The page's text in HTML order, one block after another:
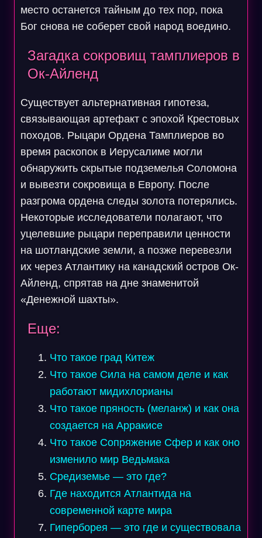
место останется тайным до тех пор, пока
Бог снова не соберет свой народ воедино.
Загадка сокровищ тамплиеров в
Ок-Айленд
Существует альтернативная гипотеза,
связывающая артефакт с эпохой Крестовых
походов. Рыцари Ордена Тамплиеров во
время раскопок в Иерусалиме могли
обнаружить скрытые подземелья Соломона
и вывезти сокровища в Европу. После
разгрома ордена следы золота потерялись.
Некоторые исследователи полагают, что
уцелевшие рыцари переправили ценности
на шотландские земли, а позже перевезли
их через Атлантику на канадский остров Ок-
Айленд, спрятав на дне знаменитой
«Денежной шахты».
Еще:
Что такое град Китеж
Что такое Сила на самом деле и как
работают мидихлорианы
Что такое пряность (меланж) и как она
создается на Арракисе
Что такое Сопряжение Сфер и как оно
изменило мир Ведьмака
Средиземье — это где?
Где находится Атлантида на
современной карте мира
Гиперборея — это где и существовала